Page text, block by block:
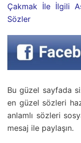
Çakmak İle İlgili
Sözler
Bu güzel sayfada
en güzel sözleri
anlamlı sözleri
mesaj ile paylaşın.